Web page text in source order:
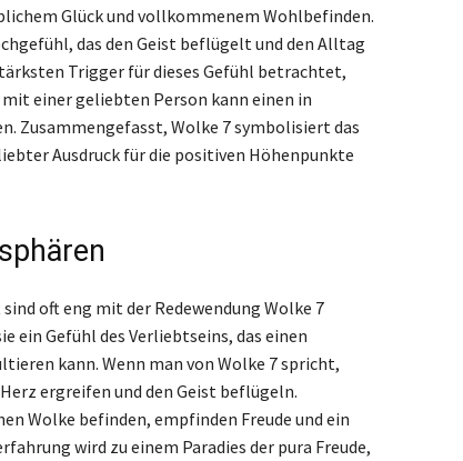
Glück und vollkommenem Wohlbefinden.
das den Geist beflügelt und den Alltag
Trigger für dieses Gefühl betrachtet,
einer geliebten Person kann einen in
Zusammengefasst, Wolke 7 symbolisiert das
Ausdruck für die positiven Höhenpunkte
oft eng mit der Redewendung Wolke 7
ein Gefühl des Verliebtseins, das einen
kann. Wenn man von Wolke 7 spricht,
ergreifen und den Geist beflügeln.
Wolke befinden, empfinden Freude und ein
wird zu einem Paradies der pura Freude,